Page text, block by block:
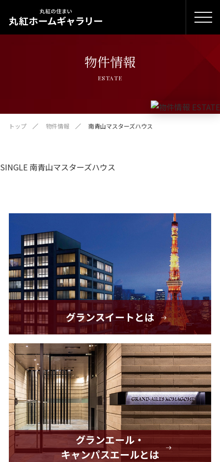
物件情報
ESTATE
トップ 物件情報 南青山マスターズハウス
SINGLE 南青山マスターズハウス
グランスイートとは
グランエール・
キャンパスエールとは